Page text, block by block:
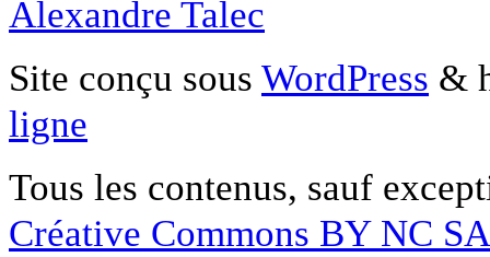
Alexandre Talec
Site conçu sous WordPress &
ligne
Tous les contenus, sauf
Créative Commons BY NC SA